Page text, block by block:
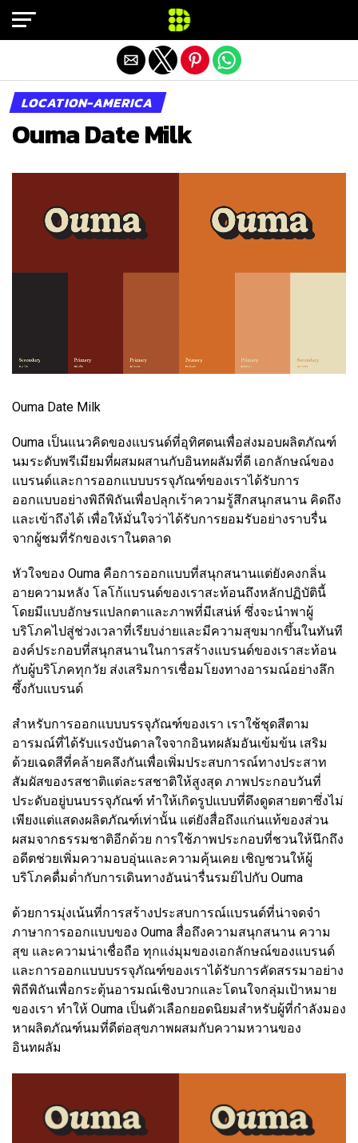
LOCATION-AMERICA
Ouma Date Milk
Ouma Date Milk
Ouma เป็นแนวคิดของแบรนด์ที่อุทิศตนเพื่อส่งมอบผลิตภัณฑ์
นมระดับพรีเมียมที่ผสมผสานกับอินทผลัมที่ดี เอกลักษณ์ของ
แบรนด์และการออกแบบบรรจุภัณฑ์ของเราได้รับการ
ออกแบบอย่างพิถีพิถันเพื่อปลุกเร้าความรู้สึกสนุกสนาน คิดถึง
และเข้าถึงได้ เพื่อให้มั่นใจว่าได้รับการยอมรับอย่างราบรื่น
จากผู้ชมที่รักของเราในตลาด
หัวใจของ Ouma คือการออกแบบที่สนุกสนานแต่ยังคงกลิ่น
อายความหลัง โลโก้แบรนด์ของเราสะท้อนถึงหลักปฏิบัตินี้
โดยมีแบบอักษรแปลกตาและภาพที่มีเสน่ห์ ซึ่งจะนำพาผู้
บริโภคไปสู่ช่วงเวลาที่เรียบง่ายและมีความสุขมากขึ้นในทันที
องค์ประกอบที่สนุกสนานในการสร้างแบรนด์ของเราสะท้อน
กับผู้บริโภคทุกวัย ส่งเสริมการเชื่อมโยงทางอารมณ์อย่างลึก
ซึ้งกับแบรนด์
สำหรับการออกแบบบรรจุภัณฑ์ของเรา เราใช้ชุดสีตาม
อารมณ์ที่ได้รับแรงบันดาลใจจากอินทผลัมอันเข้มข้น เสริม
ด้วยเฉดสีที่คล้ายคลึงกันเพื่อเพิ่มประสบการณ์ทางประสาท
สัมผัสของรสชาติแต่ละรสชาติให้สูงสุด ภาพประกอบวันที่
ประดับอยู่บนบรรจุภัณฑ์ ทำให้เกิดรูปแบบที่ดึงดูดสายตาซึ่งไม่
เพียงแต่แสดงผลิตภัณฑ์เท่านั้น แต่ยังสื่อถึงแก่นแท้ของส่วน
ผสมจากธรรมชาติอีกด้วย การใช้ภาพประกอบที่ชวนให้นึกถึง
อดีตช่วยเพิ่มความอบอุ่นและความคุ้นเคย เชิญชวนให้ผู้
บริโภคดื่มด่ำกับการเดินทางอันน่ารื่นรมย์ไปกับ Ouma
ด้วยการมุ่งเน้นที่การสร้างประสบการณ์แบรนด์ที่น่าจดจำ
ภาษาการออกแบบของ Ouma สื่อถึงความสนุกสนาน ความ
สุข และความน่าเชื่อถือ ทุกแง่มุมของเอกลักษณ์ของแบรนด์
และการออกแบบบรรจุภัณฑ์ของเราได้รับการคัดสรรมาอย่าง
พิถีพิถันเพื่อกระตุ้นอารมณ์เชิงบวกและโดนใจกลุ่มเป้าหมาย
ของเรา ทำให้ Ouma เป็นตัวเลือกยอดนิยมสำหรับผู้ที่กำลังมอง
หาผลิตภัณฑ์นมที่ดีต่อสุขภาพผสมกับความหวานของ
อินทผลัม
Exit mobile version